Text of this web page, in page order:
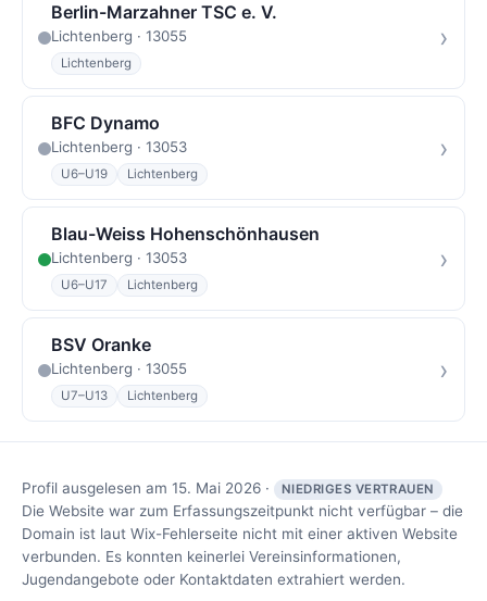
Berlin-Marzahner TSC e. V.
Lichtenberg · 13055
Lichtenberg
›
BFC Dynamo
Lichtenberg · 13053
U6–U19 Lichtenberg
›
Blau-Weiss Hohenschönhausen
Lichtenberg · 13053
U6–U17 Lichtenberg
›
BSV Oranke
Lichtenberg · 13055
U7–U13 Lichtenberg
›
Profil ausgelesen am 15. Mai 2026 · NIEDRIGES VERTRAUEN
Die Website war zum Erfassungszeitpunkt nicht verfügbar – die
Domain ist laut Wix-Fehlerseite nicht mit einer aktiven Website
verbunden. Es konnten keinerlei Vereinsinformationen,
Jugendangebote oder Kontaktdaten extrahiert werden.